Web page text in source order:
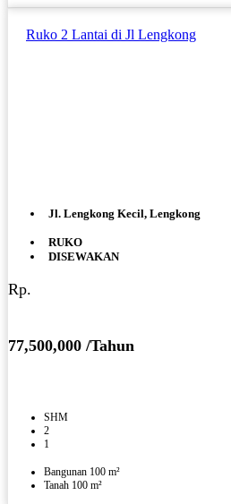
Ruko 2 Lantai di Jl Lengkong
Jl. Lengkong Kecil, Lengkong
RUKO
DISEWAKAN
Rp.
77,500,000 /Tahun
SHM
2
1
Bangunan 100 m²
Tanah 100 m²